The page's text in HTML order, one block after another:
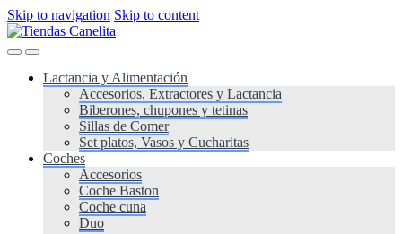
Skip to navigation Skip to content
Lactancia y Alimentación
Accesorios, Extractores y Lactancia
Biberones, chupones y tetinas
Sillas de Comer
Set platos, Vasos y Cucharitas
Coches
Accesorios
Coche Baston
Coche cuna
Duo